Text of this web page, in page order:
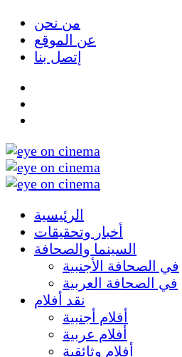
من نحن
عن الموقع
إتصل بنا
الرئيسية
أخبار وتحقيقات
السينما والصحافة
في الصحافة الأجنبية
في الصحافة العربية
نقد أفلام
أفلام أجنبية
أفلام عربية
أفلام وثائقية